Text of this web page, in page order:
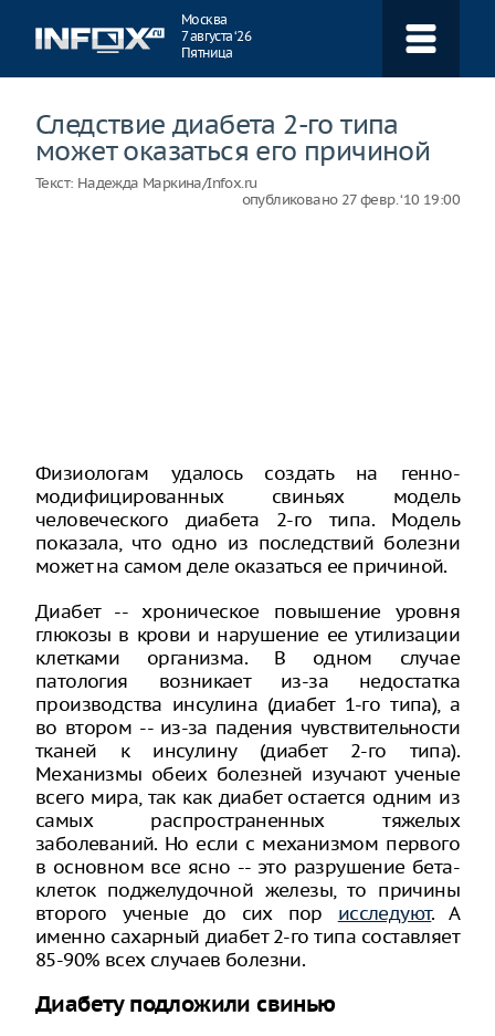
Москва
7 августа ‘26
Пятница
Следствие диабета 2-го типа
может оказаться его причиной
Текст: Надежда Маркина/Infox.ru
опубликовано 27 февр. ‘10 19:00
Физиологам удалось создать на генно-
модифицированных свиньях модель
человеческого диабета 2-го типа. Модель
показала, что одно из последствий болезни
может на самом деле оказаться ее причиной.
Диабет -- хроническое повышение уровня
глюкозы в крови и нарушение ее утилизации
клетками организма. В одном случае
патология возникает из-за недостатка
производства инсулина (диабет 1-го типа), а
во втором -- из-за падения чувствительности
тканей к инсулину (диабет 2-го типа).
Механизмы обеих болезней изучают ученые
всего мира, так как диабет остается одним из
самых распространенных тяжелых
заболеваний. Но если с механизмом первого
в основном все ясно -- это разрушение бета-
клеток поджелудочной железы, то причины
второго ученые до сих пор исследуют. А
именно сахарный диабет 2-го типа составляет
85-90% всех случаев болезни.
Диабету подложили свинью